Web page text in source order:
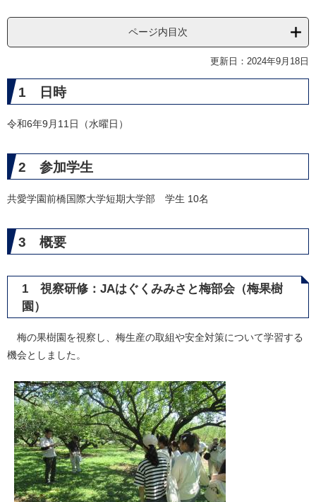
ページ内目次
更新日：2024年9月18日
1 日時
令和6年9月11日（水曜日）
2 参加学生
共愛学園前橋国際大学短期大学部 学生 10名
3 概要
1 視察研修：JAはぐくみみさと梅部会（梅果樹
園）
梅の果樹園を視察し、梅生産の取組や安全対策について学習する
機会としました。